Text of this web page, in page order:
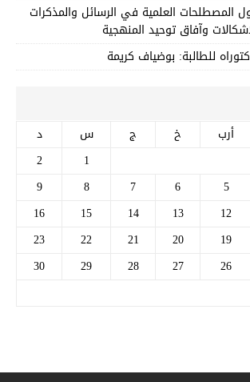
المصطلحات العلمية في الرسائل والمذكرات
وآفاق توحيد المنهجية
للطالبة: بوضياف كريمة
أرب خ ج س
د
1
2
5
6
7
8
9
12
13
14
15
16
19
20
21
22
23
26
27
28
29
30